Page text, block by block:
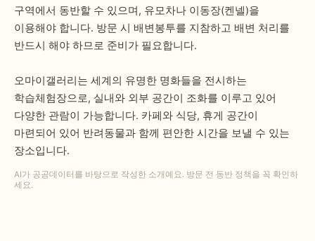
구역에서 동반할 수 있으며, 유모차나 이동장(켄넬)을
이용해야 합니다. 방문 시 배변봉투를 지참하고 배변 처리를
반드시 해야 하므로 준비가 필요합니다.
오마이갤러리는 세계의 유명한 명화들을 전시하는
학습체험장으로, 실내와 외부 공간이 조화를 이루고 있어
다양한 관람이 가능합니다. 카페와 식당, 휴게 공간이
마련되어 있어 반려동물과 함께 편안한 시간을 보낼 수 있는
장소입니다.
AI가 공공데이터를 바탕으로 작성한 소개예요. 방문 전 동반 정책을 꼭 확인하
세요.